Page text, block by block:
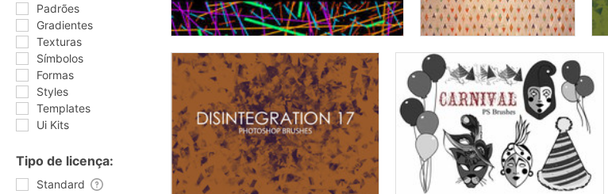
Padrões
Gradientes
Texturas
Símbolos
Formas
Styles
Templates
Ui Kits
Tipo de licença:
Standard